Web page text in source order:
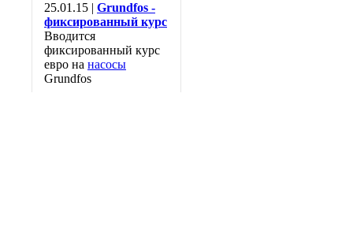
25.01.15 | Grundfos -
фиксированный курс
Вводится
фиксированный курс
евро на насосы
Grundfos